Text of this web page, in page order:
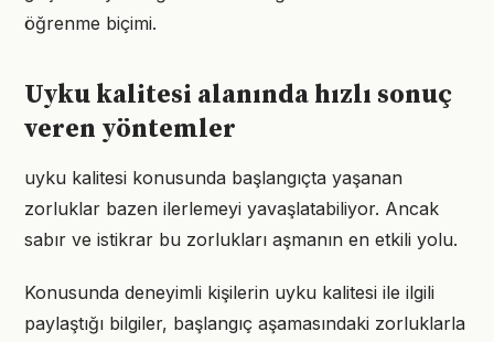
öğrenme biçimi.
Uyku kalitesi alanında hızlı sonuç
veren yöntemler
uyku kalitesi konusunda başlangıçta yaşanan
zorluklar bazen ilerlemeyi yavaşlatabiliyor. Ancak
sabır ve istikrar bu zorlukları aşmanın en etkili yolu.
Konusunda deneyimli kişilerin uyku kalitesi ile ilgili
paylaştığı bilgiler, başlangıç aşamasındaki zorluklarla